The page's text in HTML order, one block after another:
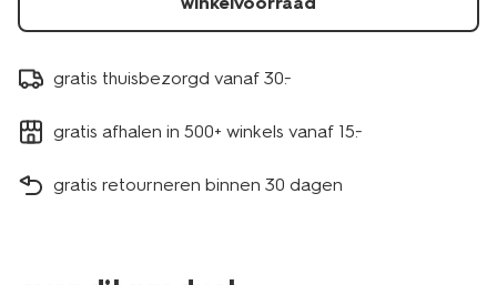
gratis thuisbezorgd vanaf 30.-
gratis afhalen in 500+ winkels vanaf 15.-
gratis retourneren binnen 30 dagen